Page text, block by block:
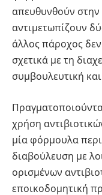
απευθυνθούν στην
αντιμετωπίζουν
άλλος πάροχος
σχετικά με τη
συμβουλευτική
χρήση
μία φόρμουλα
διαβούλευση με
ορισμένων
εποικοδομητική